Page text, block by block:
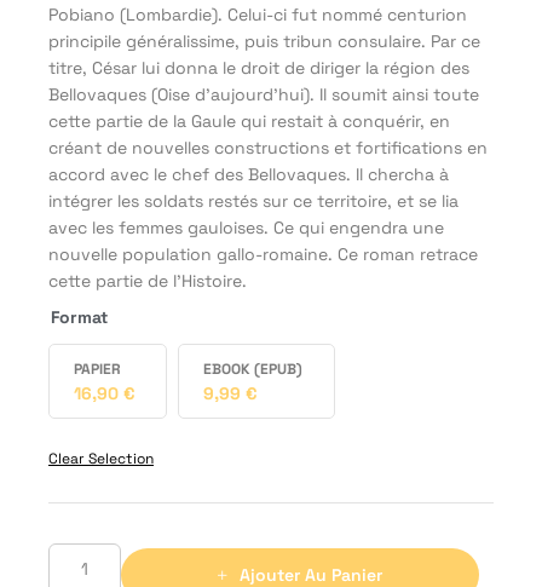
Pobiano (Lombardie). Celui-ci fut nommé centurion
principile généralissime, puis tribun consulaire. Par ce
titre, César lui donna le droit de diriger la région des
Bellovaques (Oise d’aujourd’hui). Il soumit ainsi toute
cette partie de la Gaule qui restait à conquérir, en
créant de nouvelles constructions et fortifications en
accord avec le chef des Bellovaques. Il chercha à
intégrer les soldats restés sur ce territoire, et se lia
avec les femmes gauloises. Ce qui engendra une
nouvelle population gallo-romaine. Ce roman retrace
cette partie de l’Histoire.
Format
PAPIER
16,90 €
EBOOK (EPUB)
9,99 €
Clear Selection
Ajouter Au Panier